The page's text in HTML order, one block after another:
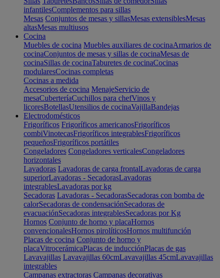
infantilesComplementos para sillas
Mesas Conjuntos de mesas y sillasMesas extensiblesMesas
altasMesas multiusos
Cocina
Muebles de cocina Muebles auxiliares de cocinaArmarios de
cocinaConjuntos de mesas y sillas de cocinaMesas de
cocinaSillas de cocinaTaburetes de cocinaCocinas
modularesCocinas completas
Cocinas a medida
Accesorios de cocina MenajeServicio de
mesaCuberteríaCuchillos para chefVinos y
licoresBotellasUtensilios de cocinaVajillaBandejas
Electrodomésticos
Frigoríficos Frigoríficos americanosFrigoríficos
combiVinotecasFrigoríficos integrablesFrigoríficos
pequeñosFrigoríficos portátiles
Congeladores Congeladores verticalesCongeladores
horizontales
Lavadoras Lavadoras de carga frontalLavadoras de carga
superiorLavadoras - SecadorasLavadoras
integrablesLavadoras por kg
Secadoras Lavadoras - SecadorasSecadoras con bomba de
calorSecadoras de condensaciónSecadoras de
evacuaciónSecadoras integrablesSecadoras por Kg
Hornos Conjunto de horno y placaHornos
convencionalesHornos pirolíticosHornos multifunción
Placas de cocina Conjunto de horno y
placaVitrocerámicaPlacas de inducciónPlacas de gas
Lavavajillas Lavavajillas 60cmLavavajillas 45cmLavavajillas
integrables
Campanas extractoras Campanas decorativas